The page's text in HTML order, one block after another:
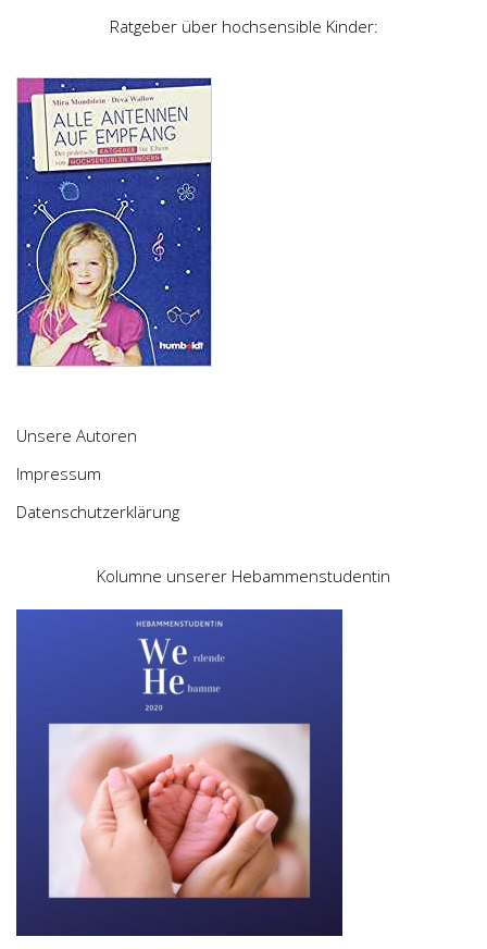
Ratgeber über hochsensible Kinder:
Unsere Autoren
Impressum
Datenschutzerklärung
Kolumne unserer Hebammenstudentin